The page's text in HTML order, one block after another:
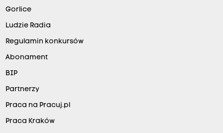
Gorlice
Ludzie Radia
Regulamin konkursów
Abonament
BIP
Partnerzy
Praca na Pracuj.pl
Praca Kraków